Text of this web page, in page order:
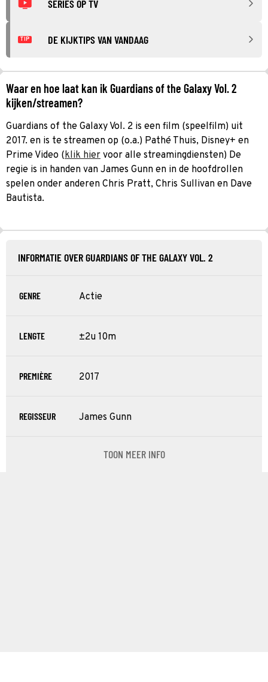
SERIES OP TV
TIP DE KIJKTIPS VAN VANDAAG
Waar en hoe laat kan ik Guardians of the Galaxy Vol. 2
kijken/streamen?
Guardians of the Galaxy Vol. 2 is een film (speelfilm) uit
2017. en is te streamen op (o.a.) Pathé Thuis, Disney+ en
Prime Video (klik hier voor alle streamingdiensten) De
regie is in handen van James Gunn en in de hoofdrollen
spelen onder anderen Chris Pratt, Chris Sullivan en Dave
Bautista.
INFORMATIE OVER GUARDIANS OF THE GALAXY VOL. 2
GENRE Actie
LENGTE ±2u 10m
PREMIÈRE 2017
REGISSEUR James Gunn
TOON MEER INFO